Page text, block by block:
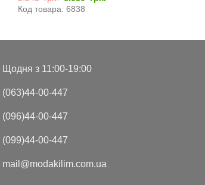
ціна:
9.240
Код товара: 6838
Щодня з 11:00-19:00
(063)44-00-447
(096)44-00-447
(099)44-00-447
mail@modakilim.com.ua